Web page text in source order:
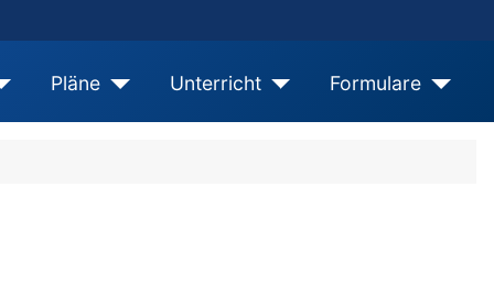
Pläne Unterricht Formulare